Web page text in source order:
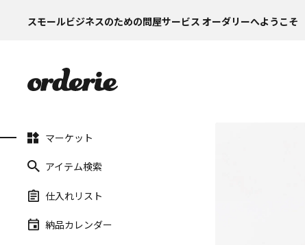
スモールビジネスのための問屋サービス オーダリーへようこそ
マーケット
アイテム検索
仕入れリスト
納品カレンダー